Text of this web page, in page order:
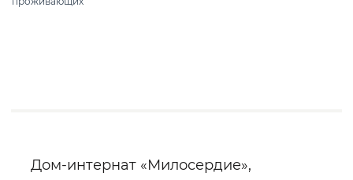
Дом-интернат «Милосердие»,